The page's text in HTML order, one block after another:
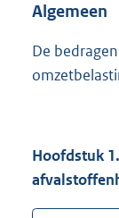
Algemeen
De
Hoofdstuk